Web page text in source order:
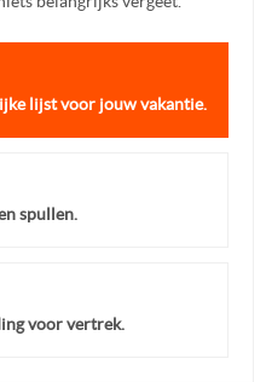
lijst voor jouw vakantie.
spullen.
voor vertrek.